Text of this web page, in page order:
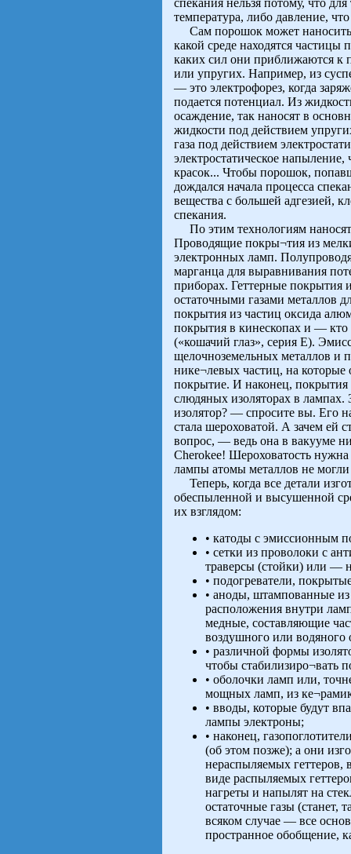
спекания нельзя потому, что
температура, либо давление,
Сам порошок может
какой среде находятся
каких сил они приближаются к
или упругих. Например, из
— это электрофорез, когда
подается потенциал. Из
осаждение, так наносят в
жидкости под действием
газа под действием
электростатическое
красок... Чтобы порошок,
дождался начала процесса
вещества с большей адгезией,
спекания.
По этим технологиям
Проводящие покры¬тия из
электронных ламп.
марганца для выравнивания
приборах. Геттерные покрытия
остаточными газами металлов
покрытия из частиц оксида
покрытия в кинескопах и —
(«кошачий глаз», серия Е).
щелочноземельных металлов и
нике¬левых частиц, на
покрытие. И наконец,
слюдяных изоляторах в
изолятор? — спросите вы. Его
стала шероховатой. А зачем ей
вопрос, — ведь она в вакууме
Cherokee! Шероховатость
лампы атомы металлов не могли
Теперь, когда все детали
обеспыленной и высушенной
их взглядом:
• катоды с эмиссионным
• сетки из проволоки с
траверсы (стойки) или —
• подогреватели,
• аноды, штампованные
расположения внутри
медные, составляющие
воздушного или водяного
• различной формы
чтобы стабилизиро¬вать
• оболочки ламп или,
мощных ламп, из
• вводы, которые будут
лампы электроны;
• наконец,
(об этом позже); а они
нераспыляемых геттеров,
виде распыляемых
нагреты и напылят на
остаточные газы (станет,
всяком случае — все
пространное обобщение,